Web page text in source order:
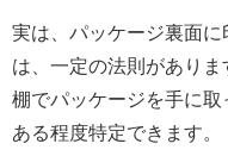
実は、パッケージ裏面
は、一定の法則があり
棚でパッケージを手に
ある程度特定できます。